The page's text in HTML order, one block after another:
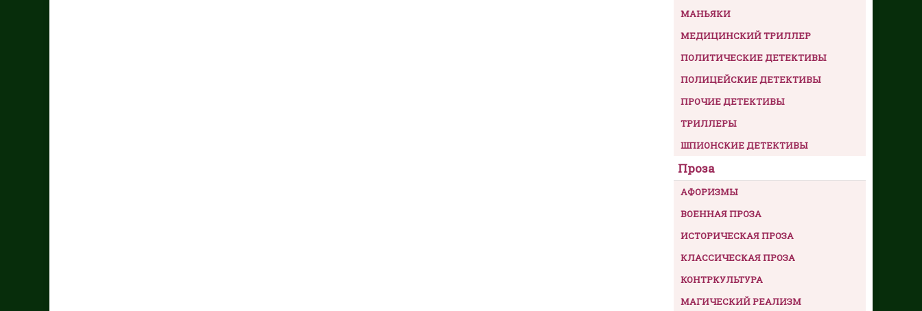
МАНЬЯКИ
МЕДИЦИНСКИЙ ТРИЛЛЕР
ПОЛИТИЧЕСКИЕ ДЕТЕКТИВЫ
ПОЛИЦЕЙСКИЕ ДЕТЕКТИВЫ
ПРОЧИЕ ДЕТЕКТИВЫ
ТРИЛЛЕРЫ
ШПИОНСКИЕ ДЕТЕКТИВЫ
Проза
АФОРИЗМЫ
ВОЕННАЯ ПРОЗА
ИСТОРИЧЕСКАЯ ПРОЗА
КЛАССИЧЕСКАЯ ПРОЗА
КОНТРКУЛЬТУРА
МАГИЧЕСКИЙ РЕАЛИЗМ